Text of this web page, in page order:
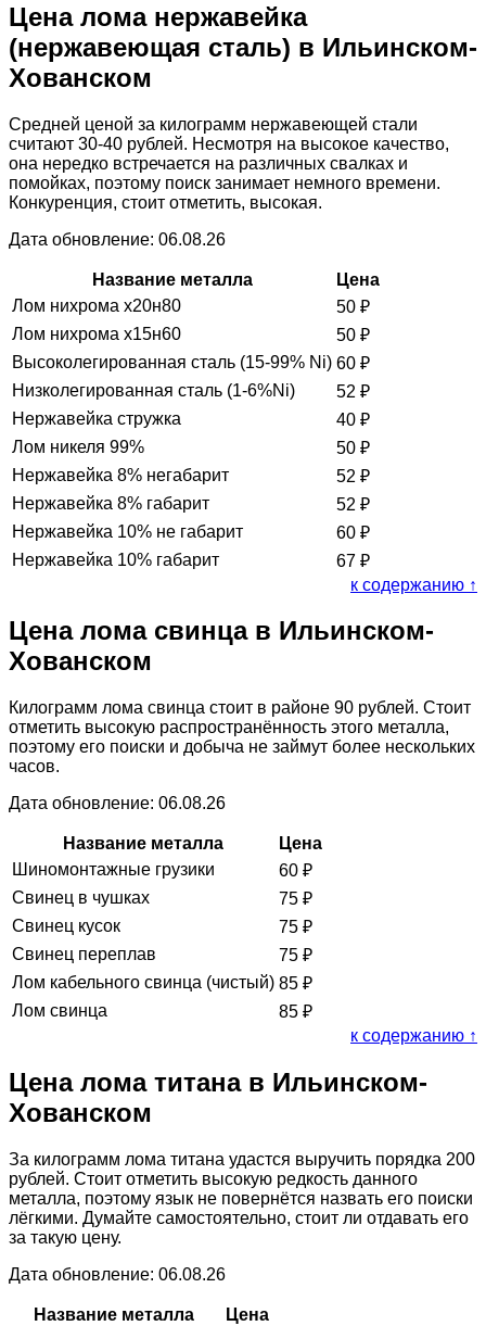
Цена лома нержавейка
(нержавеющая сталь) в Ильинском-
Хованском
Средней ценой за килограмм нержавеющей стали
считают 30-40 рублей. Несмотря на высокое качество,
она нередко встречается на различных свалках и
помойках, поэтому поиск занимает немного времени.
Конкуренция, стоит отметить, высокая.
Дата обновление: 06.08.26
Название металла
Цена
Лом нихрома х20н80
50 ₽
Лом нихрома х15н60
50 ₽
Высоколегированная сталь (15-99% Ni) 60 ₽
Низколегированная сталь (1-6%Ni)
52 ₽
Нержавейка стружка
40 ₽
Лом никеля 99%
50 ₽
Нержавейка 8% негабарит
52 ₽
Нержавейка 8% габарит
52 ₽
Нержавейка 10% не габарит
60 ₽
Нержавейка 10% габарит
67 ₽
к содержанию ↑
Цена лома свинца в Ильинском-
Хованском
Килограмм лома свинца стоит в районе 90 рублей. Стоит
отметить высокую распространённость этого металла,
поэтому его поиски и добыча не займут более нескольких
часов.
Дата обновление: 06.08.26
Название металла
Цена
Шиномонтажные грузики
60 ₽
Свинец в чушках
75 ₽
Свинец кусок
75 ₽
Свинец переплав
75 ₽
Лом кабельного свинца (чистый) 85 ₽
Лом свинца
85 ₽
к содержанию ↑
Цена лома титана в Ильинском-
Хованском
За килограмм лома титана удастся выручить порядка 200
рублей. Стоит отметить высокую редкость данного
металла, поэтому язык не повернётся назвать его поиски
лёгкими. Думайте самостоятельно, стоит ли отдавать его
за такую цену.
Дата обновление: 06.08.26
Название металла
Цена